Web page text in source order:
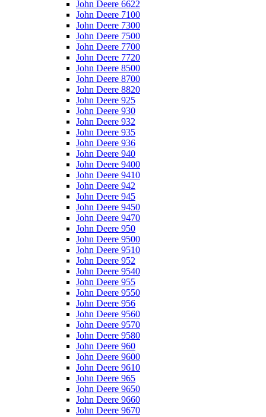
John Deere 6622
John Deere 7100
John Deere 7300
John Deere 7500
John Deere 7700
John Deere 7720
John Deere 8500
John Deere 8700
John Deere 8820
John Deere 925
John Deere 930
John Deere 932
John Deere 935
John Deere 936
John Deere 940
John Deere 9400
John Deere 9410
John Deere 942
John Deere 945
John Deere 9450
John Deere 9470
John Deere 950
John Deere 9500
John Deere 9510
John Deere 952
John Deere 9540
John Deere 955
John Deere 9550
John Deere 956
John Deere 9560
John Deere 9570
John Deere 9580
John Deere 960
John Deere 9600
John Deere 9610
John Deere 965
John Deere 9650
John Deere 9660
John Deere 9670